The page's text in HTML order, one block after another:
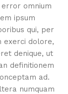
omnium
ipsum
qui, per
exerci dolore,
denique, ut
definitionem
ad.
numquam